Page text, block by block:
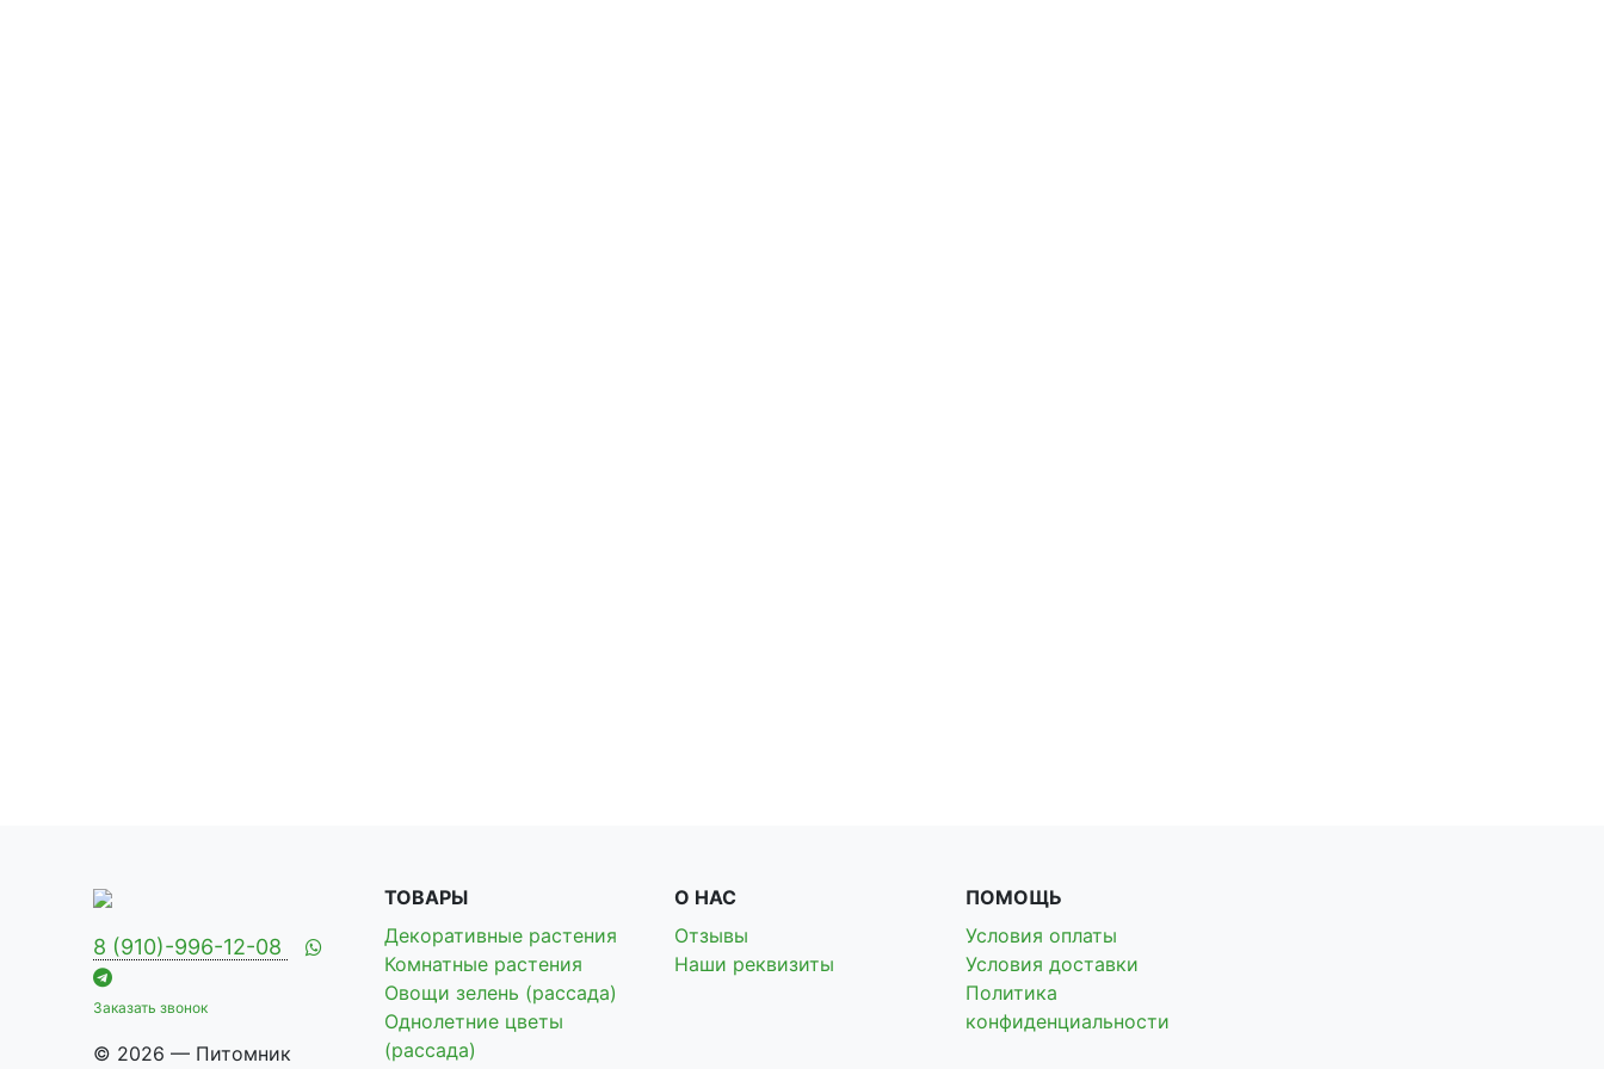
8 (910)-996-12-08
Заказать звонок
© 2026 — Питомник
ТОВАРЫ
Декоративные растения
Комнатные растения
Овощи зелень (рассада)
Однолетние цветы
(рассада)
О НАС
Отзывы
Наши реквизиты
ПОМОЩЬ
Условия оплаты
Условия доставки
Политика
конфиденциальности